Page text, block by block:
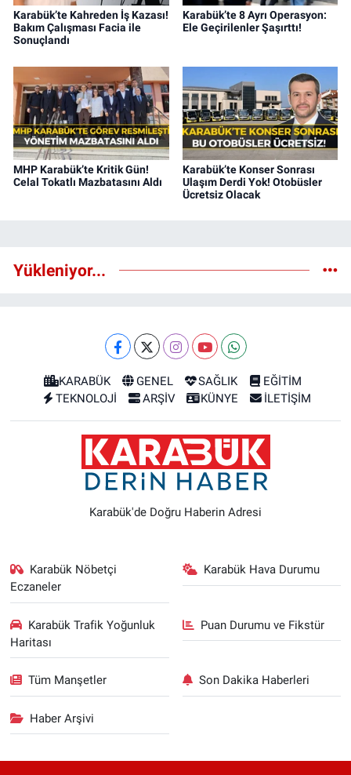
Karabük’te Kahreden İş Kazası!
Bakım Çalışması Facia ile
Sonuçlandı
Karabük’te 8 Ayrı Operasyon:
Ele Geçirilenler Şaşırttı!
MHP Karabük’te Kritik Gün!
Celal Tokatlı Mazbatasını Aldı
Karabük’te Konser Sonrası
Ulaşım Derdi Yok! Otobüsler
Ücretsiz Olacak
Yükleniyor...
KARABÜK GENEL SAĞLIK
EĞİTİM
TEKNOLOJİ
ARŞİV KÜNYE İLETİŞİM
Karabük'de Doğru Haberin Adresi
Karabük Nöbetçi
Eczaneler
Karabük Hava Durumu
Karabük Trafik Yoğunluk
Haritası
Puan Durumu ve Fikstür
Tüm Manşetler Son Dakika Haberleri
Haber Arşivi